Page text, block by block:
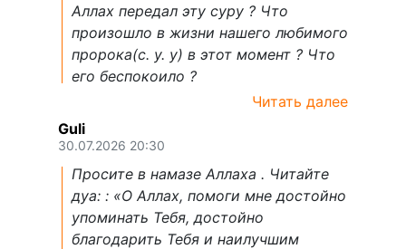
Аллах передал эту суру ? Что
произошло в жизни нашего любимого
пророка(с. у. у) в этот момент ? Что
его беспокоило ?
Читать далее
Guli
30.07.2026 20:30
Просите в намазе Аллаха . Читайте
дуа: : «О Аллах, помоги мне достойно
упоминать Тебя, достойно
благодарить Тебя и наилучшим